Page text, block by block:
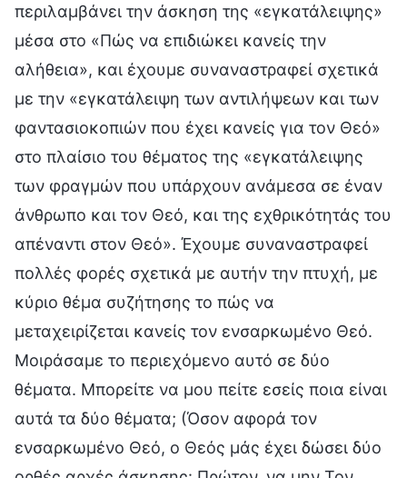
περιλαμβάνει την άσκηση της «εγκατάλειψης»
μέσα στο «Πώς να επιδιώκει κανείς την
αλήθεια», και έχουμε συναναστραφεί σχετικά
με την «εγκατάλειψη των αντιλήψεων και των
φαντασιοκοπιών που έχει κανείς για τον Θεό»
στο πλαίσιο του θέματος της «εγκατάλειψης
των φραγμών που υπάρχουν ανάμεσα σε έναν
άνθρωπο και τον Θεό, και της εχθρικότητάς του
απέναντι στον Θεό». Έχουμε συναναστραφεί
πολλές φορές σχετικά με αυτήν την πτυχή, με
κύριο θέμα συζήτησης το πώς να
μεταχειρίζεται κανείς τον ενσαρκωμένο Θεό.
Μοιράσαμε το περιεχόμενο αυτό σε δύο
θέματα. Μπορείτε να μου πείτε εσείς ποια είναι
αυτά τα δύο θέματα; (Όσον αφορά τον
ενσαρκωμένο Θεό, ο Θεός μάς έχει δώσει δύο